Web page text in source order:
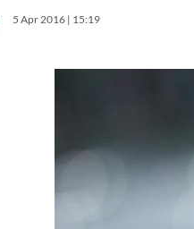
5 Apr 2016 | 15:19